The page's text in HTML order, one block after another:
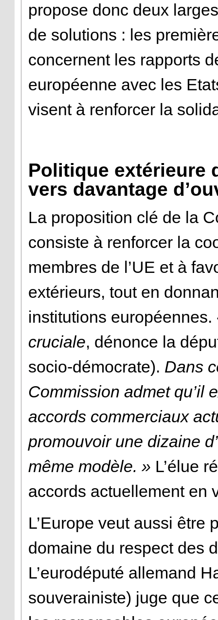
propose donc deux
de solutions : les
concernent les rapports
européenne avec les
visent à renforcer la
Politique extérieure
vers davantage
La proposition clé de la
consiste à renforcer la
membres de l’UE et à
extérieurs, tout en
institutions européennes.
cruciale, dénonce la
socio-démocrate). Dans
Commission admet qu’il
accords commerciaux
promouvoir une dizaine
même modèle. » L’élue
accords actuellement en
L’Europe veut aussi être
domaine du respect des
L’eurodéputé allemand
souverainiste) juge que